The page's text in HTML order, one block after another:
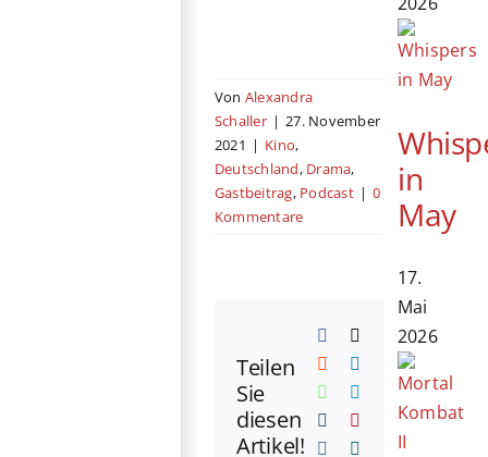
Von Alexandra
Schaller | 27. November
2021 | Kino,
Deutschland, Drama,
Gastbeitrag, Podcast | 0
Kommentare
Teilen
Sie
diesen
Artikel!
Facebook
Reddit LinkedIn
WhatsApp
Telegram
TumblrPinterest
in
May
17.
Mai
2026